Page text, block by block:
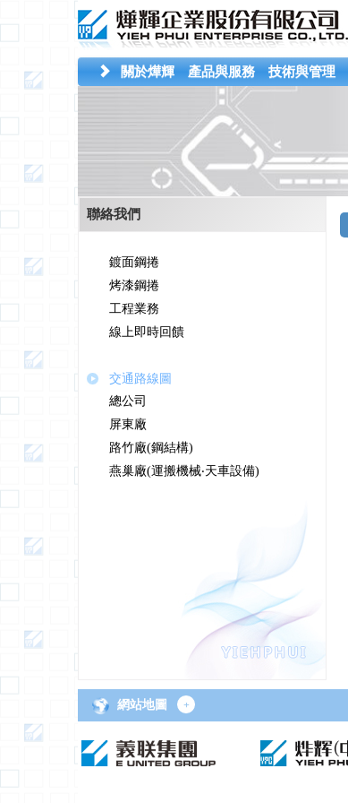
關於燁輝 產品與服務 技術與管理
聯絡我們
鍍面鋼捲
烤漆鋼捲
工程業務
線上即時回饋
交通路線圖
總公司
屏東廠
路竹廠(鋼結構)
燕巢廠(運搬機械‧天車設備)
網站地圖 +